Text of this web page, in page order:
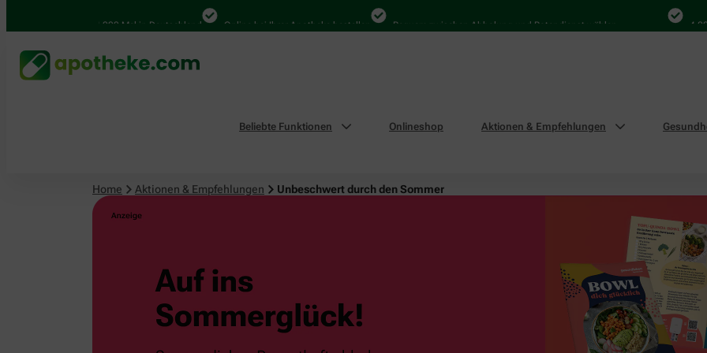
4.000 Mal in Deutschland Online bei Ihrer Apotheke bestellen Bequem zwischen Abholung und Botendienst wählen 4.000
Beliebte Funktionen Onlineshop Aktionen & Empfehlungen
Home Aktionen & Empfehlungen Unbeschwert durch den Sommer